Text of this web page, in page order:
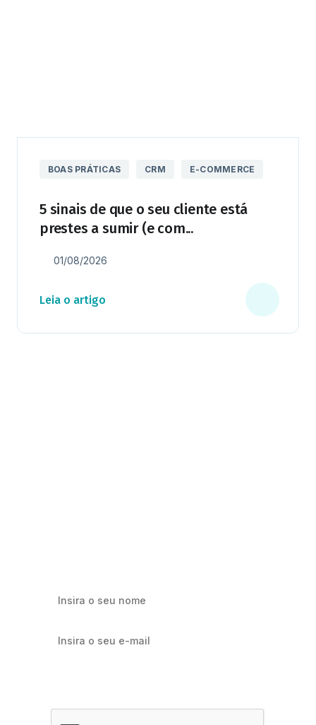
BOAS PRÁTICAS CRM E-COMMERCE
5 sinais de que o seu cliente está
prestes a sumir (e com...
01/08/2026
Leia o artigo